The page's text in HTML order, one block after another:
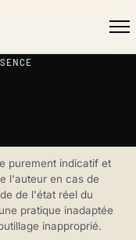
purement indicatif et
l'auteur en cas de
de l'état réel du
pratique inadaptée
inapproprié.